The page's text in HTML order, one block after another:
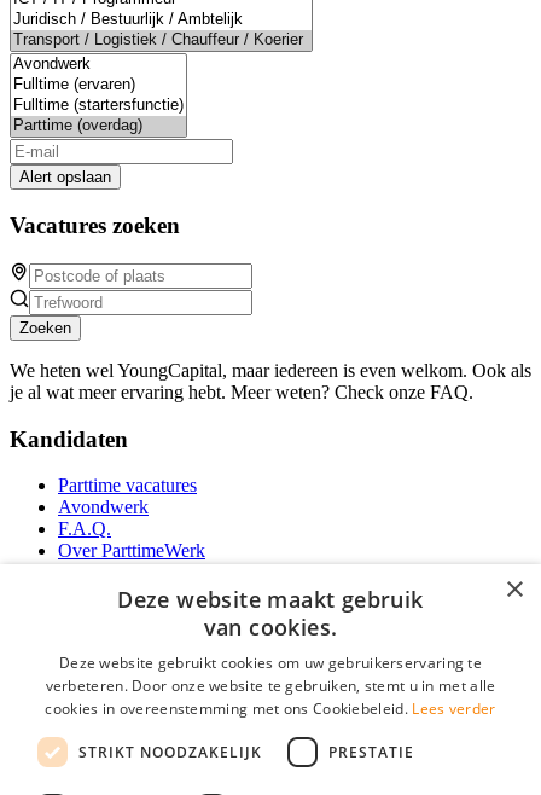
Alert opslaan
Vacatures zoeken
Zoeken
We heten wel YoungCapital, maar iedereen is even welkom. Ook als
je al wat meer ervaring hebt. Meer weten? Check onze FAQ.
Kandidaten
Parttime vacatures
Avondwerk
F.A.Q.
Over ParttimeWerk
YoungCapital Android App
Parttime personeel
Vacature aanmelden
Partners
×
Deze website maakt gebruik
van cookies.
Deze website gebruikt cookies om uw gebruikerservaring te
verbeteren. Door onze website te gebruiken, stemt u in met alle
cookies in overeenstemming met ons Cookiebeleid. Lees verder
STRIKT NOODZAKELIJK PRESTATIE